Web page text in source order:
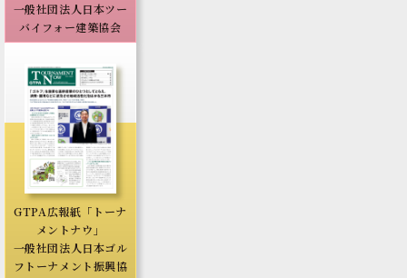
一般社団法人日本ツー
バイフォー建築協会
GTPA広報紙「トーナ
メントナウ」
一般社団法人日本ゴル
フトーナメント振興協